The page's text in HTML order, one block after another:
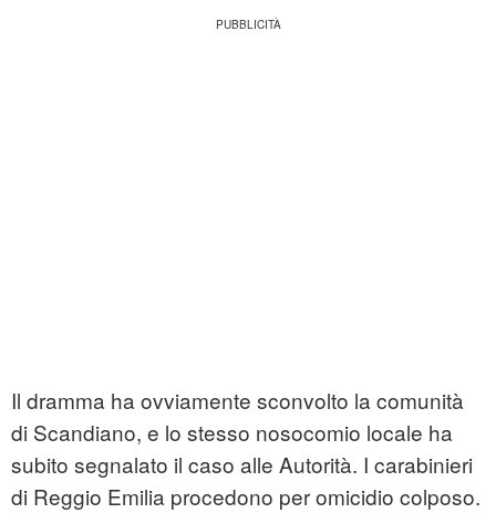
Il dramma ha ovviamente sconvolto la comunità
di Scandiano, e lo stesso nosocomio locale ha
subito segnalato il caso alle Autorità. I carabinieri
di Reggio Emilia procedono per omicidio colposo.